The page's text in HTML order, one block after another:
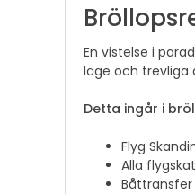
En vistelse i
läge och trevliga
Detta ingår i
Flyg
Alla